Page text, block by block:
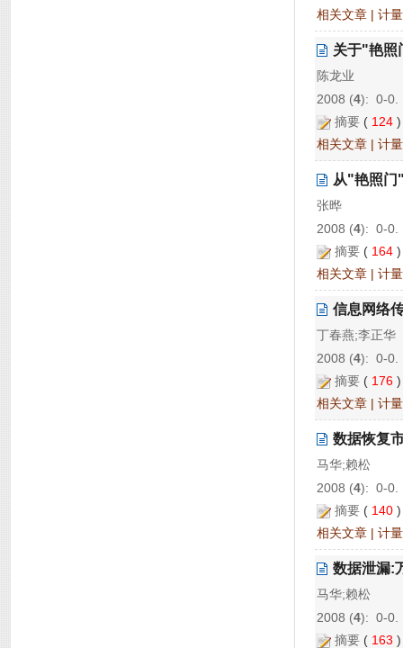
相关文章 | 计
关于"艳照
陈龙业
2008 (4): 0-0.
摘要 ( 124
相关文章 | 计
从"艳照门
张晔
2008 (4): 0-0.
摘要 ( 164
相关文章 | 计
信息网络
丁春燕;李正华
2008 (4): 0-0.
摘要 ( 176
相关文章 | 计
数据恢复
马华;赖松
2008 (4): 0-0.
摘要 ( 140
相关文章 | 计
数据泄漏:
马华;赖松
2008 (4): 0-0.
摘要 ( 163